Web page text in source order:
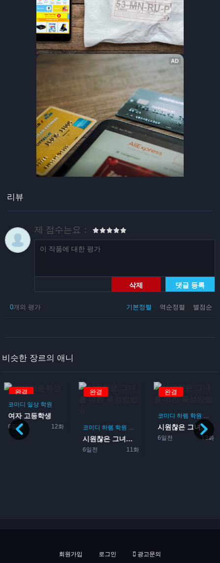
리뷰
제 점수는요：
삭제 댓글 등록
기본정렬 역순정렬 별점순
0개의 평가
비슷한 장르의 애니
완결
코미디 일상 학원
여자 고등학생
6일전 12화
완결
코미디 하렘 학원 로맨스 게임
시원찮은 그녀를 위한 육성방...
6일전 11화
완결
코미디 하렘 학원 로맨
시원찮은 그녀를 위한 육성방...
6일전 13화
회원가입 로그인 광고문의